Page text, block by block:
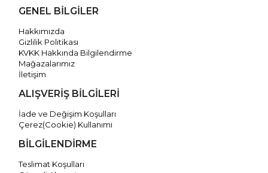
GENEL BİLGİLER
Hakkımızda
Gizlilik Politikası
KVKK Hakkında Bilgilendirme
Mağazalarımız
İletişim
ALIŞVERİŞ BİLGİLERİ
İade ve Değişim Koşulları
Çerez(Cookie) Kullanımı
BİLGİLENDİRME
Teslimat Koşulları